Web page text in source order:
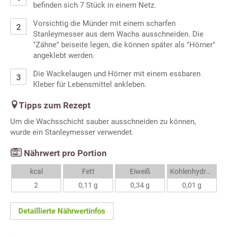
befinden sich 7 Stück in einem Netz.
Vorsichtig die Münder mit einem scharfen
Stanleymesser aus dem Wachs ausschneiden. Die
"Zähne" beiseite legen, die können später als "Hörner"
angeklebt werden.
Die Wackelaugen und Hörner mit einem essbaren
Kleber für Lebensmittel ankleben.
Tipps zum Rezept
Um die Wachsschicht sauber ausschneiden zu können,
wurde ein Stanleymesser verwendet.
Nährwert pro Portion
kcal
2
Fett
0,11 g
Eiweiß
0,34 g
Kohlenhydrate
0,01 g
Detaillierte Nährwertinfos